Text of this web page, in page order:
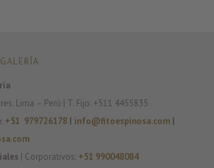
Lima – Perú | T. Fijo: +511 4455835
: +51 979726178 | info@fitoespinosa.com |
| Corporativos: +51 990048084